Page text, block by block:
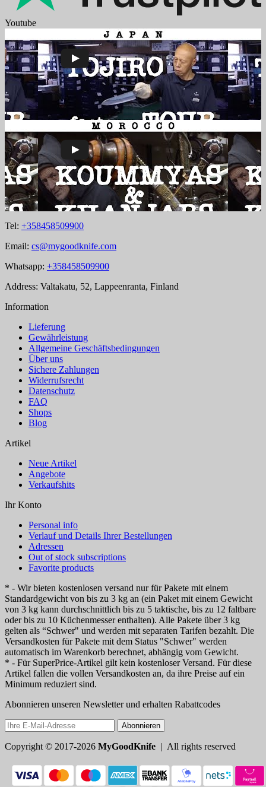
Youtube
Tel: +358458509900
Email: cs@mygoodknife.com
Whatsapp: +358458509900
Address: Valtakatu, 52, Lappeenranta, Finland
Information
Lieferung
Gewährleistung
Allgemeine Geschäftsbedingungen
Über uns
Sichere Zahlungen
Widerrufsrecht
Datenschutz
FAQ
Shops
Blog
Artikel
Neue Artikel
Angebote
Verkaufshits
Ihr Konto
Personal info
Verlauf und Details Ihrer Bestellungen
Adressen
Out of stock subscriptions
Favorite products
* - Wir bieten kostenlosen versand nur für Pakete mit einem
Standardgewicht von bis zu 3 kg an (ein Paket mit einem Gewicht
von 3 kg kann durchschnittlich bis zu 5 taktische, bis zu 12 faltbare
oder bis zu 10 Küchenmesser enthalten). Alle Pakete über 3 kg
gelten als “Schwer" und werden mit separaten Tarifen bezahlt. Die
Versandkosten für Pakete mit dem Status "Schwer" werden
automatisch im Warenkorb berechnet, abhängig vom Gewicht.
* - Für SuperPrice-Artikel gilt kein kostenloser Versand. Für diese
Artikel fallen die vollen Versandkosten an, da ihre Preise auf ein
Minimum reduziert sind.
Abonnieren unseren Newsletter und erhalten Rabattcodes
Abonnieren
Copyright © 2017-2026 MyGoodKnife | All rights reserved